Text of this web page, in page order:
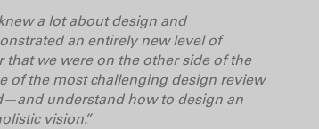
a lot about design and
an entirely new level of
that we were on the other side of the
of the most challenging design review
understand how to design an
vision.”